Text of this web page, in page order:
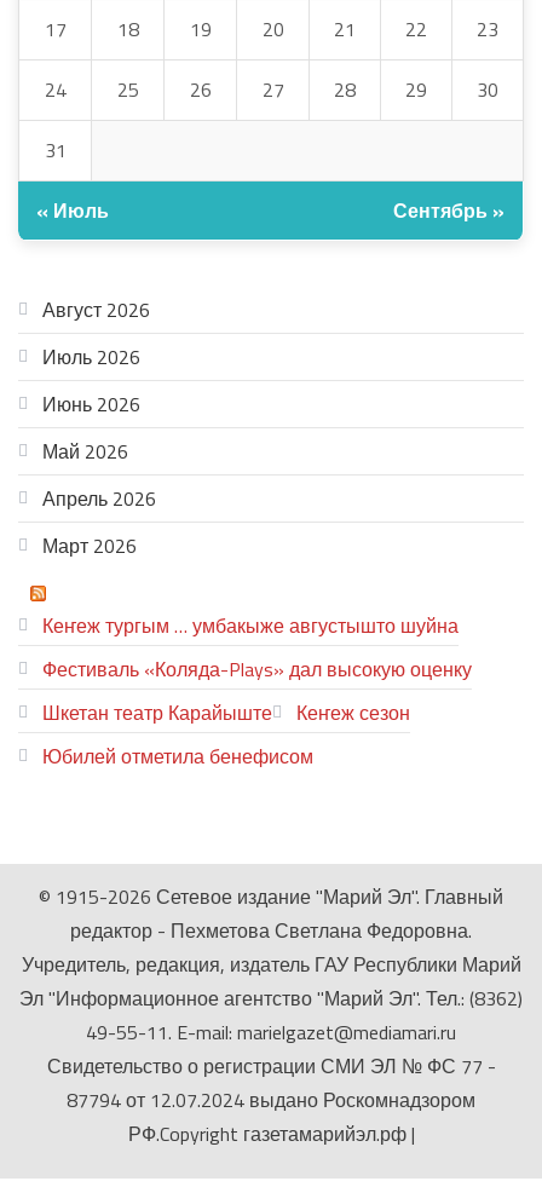
17 18 19 20 21 22 23
24 25 26 27 28 29 30
31
« Июль Сентябрь »
Август 2026
Июль 2026
Июнь 2026
Май 2026
Апрель 2026
Март 2026
Кеҥеж тургым … умбакыже августышто шуйна
Фестиваль «Коляда-Plays» дал высокую оценку
Шкетан театр Карайыште
Кеҥеж сезон
Юбилей отметила бенефисом
© 1915-2026 Сетевое издание "Марий Эл". Главный
редактор - Пехметова Светлана Федоровна.
Учредитель, редакция, издатель ГАУ Республики Марий
Эл "Информационное агентство "Марий Эл". Тел.: (8362)
49-55-11. E-mail: marielgazet@mediamari.ru
Свидетельство о регистрации СМИ ЭЛ № ФС 77 -
87794 от 12.07.2024 выдано Роскомнадзором
РФ.Copyright газетамарийэл.рф|